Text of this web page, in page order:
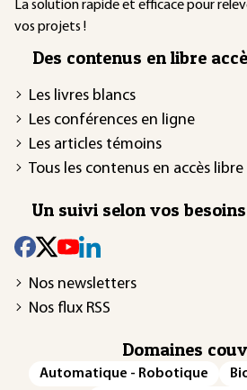
La solution rapide et efficace pour
vos projets !
Des contenus en libre
Les livres blancs
Les conférences en ligne
Les articles témoins
Tous les contenus en accès libre
Un suivi selon vos besoins
Nos newsletters
Nos flux RSS
Domaines
Automatique - Robotique